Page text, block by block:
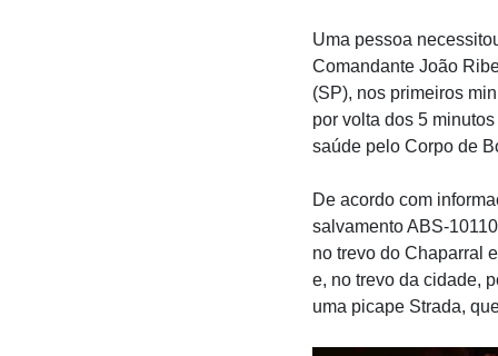
Uma pessoa
Comandante João
(SP), nos primeiros
por volta dos 5
saúde pelo Corpo de
De acordo com
salvamento ABS-
no trevo do Chaparral
e, no trevo da cidade,
uma picape Strada,